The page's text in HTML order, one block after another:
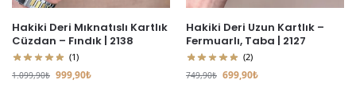
Hakiki Deri Mıknatıslı Kartlık
Cüzdan – Fındık | 2138
(1)
1.099,90₺ 999,90₺
Hakiki Deri Uzun Kartlık –
Fermuarlı, Taba | 2127
(2)
749,90₺ 699,90₺